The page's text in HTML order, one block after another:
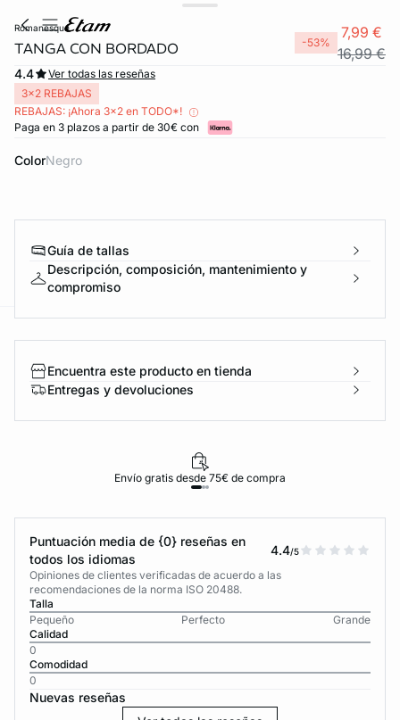
romanesque
TANGA CON BORDADO -53%
7,99 €
16,99 €
4.4
Ver todas las reseñas
3x2 REBAJAS
REBAJAS: ¡Ahora 3x2 en TODO*!
Paga en 3 plazos a partir de 30€ con
Color negro
Guía de tallas
Descripción, composición, mantenimiento y
compromiso
Encuentra este producto en tienda
Entregas y devoluciones
Envío gratis desde 75€ de compra
Puntuación media de {0} reseñas en
todos los idiomas
4.4/5
Opiniones de clientes verificadas de acuerdo a las
recomendaciones de la norma ISO 20488.
Talla
Pequeño
Perfecto
Grande
Calidad
0
Comodidad
0
Nuevas reseñas